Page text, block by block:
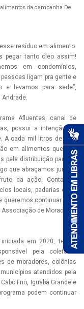
da campanha De
resíduo em alimento.
pegar tanto óleo assim!
em condomínios,
ligam pra gente e
e levamos para sede”,
Andrade.
Afluentes, canal de
possui a intenção de
A cada mil litros de óleo
em alimentos que são
pela distribuição para as
que abraçamos junto à
da ação. Contamos
locais, padarias e até
queremos continuar com
Associação de Moradores
em 2020, tem a
pela coleta e
de moradores, colônias
atendidos pela
Frio, Iguaba Grande e
podem continuar